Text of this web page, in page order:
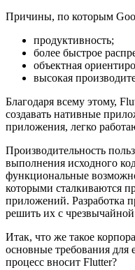
Причины, по которым
продуктивность;
более быстрое
объектная
высокая
Благодаря всему этому,
создавать нативные
приложения, легко
Производительность
выполнения исходного
функциональные
которыми сталкиваются
приложений. Разработка
решить их с
Итак, что же такое
основные требования для
процесс вносит Flutter?